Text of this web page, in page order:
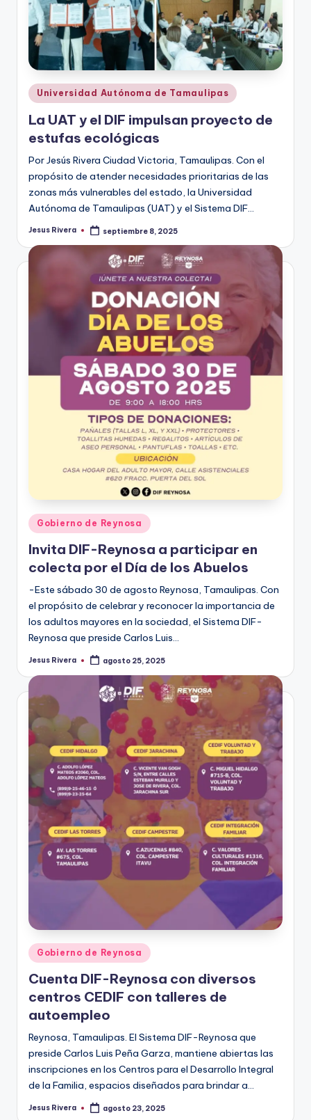
Publicado
en
Universidad Autónoma de Tamaulipas
La UAT y el DIF impulsan proyecto de
estufas ecológicas
Por Jesús Rivera Ciudad Victoria, Tamaulipas. Con el
propósito de atender necesidades prioritarias de las
zonas más vulnerables del estado, la Universidad
Autónoma de Tamaulipas (UAT) y el Sistema DIF…
Publicado
Jesus Rivera septiembre 8, 2025
Publicado
en
Gobierno de Reynosa
Invita DIF-Reynosa a participar en
colecta por el Día de los Abuelos
-Este sábado 30 de agosto Reynosa, Tamaulipas. Con
el propósito de celebrar y reconocer la importancia de
los adultos mayores en la sociedad, el Sistema DIF-
Reynosa que preside Carlos Luis…
Publicado
Jesus Rivera agosto 25, 2025
Publicado
en
Gobierno de Reynosa
Cuenta DIF-Reynosa con diversos
centros CEDIF con talleres de
autoempleo
Reynosa, Tamaulipas. El Sistema DIF-Reynosa que
preside Carlos Luis Peña Garza, mantiene abiertas las
inscripciones en los Centros para el Desarrollo Integral
de la Familia, espacios diseñados para brindar a…
Publicado
Jesus Rivera agosto 23, 2025